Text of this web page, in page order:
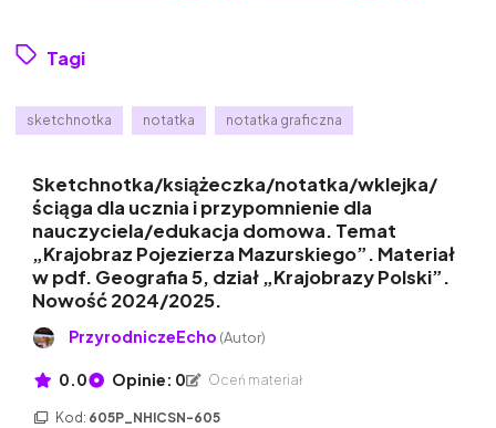
Tagi
sketchnotka notatka notatka graficzna
Sketchnotka/książeczka/notatka/wklejka/
ściąga dla ucznia i przypomnienie dla
nauczyciela/edukacja domowa. Temat
„Krajobraz Pojezierza Mazurskiego”. Materiał
w pdf. Geografia 5, dział „Krajobrazy Polski”.
Nowość 2024/2025.
PrzyrodniczeEcho (Autor)
0.0 Opinie: 0 Oceń materiał
Kod: 605P_NHICSN-605